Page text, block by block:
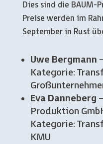
Dies sind die BAUM-
Preise werden im
September in Rust
Uwe Bergmann
Kategorie:
Eva Danneberg
Produktion
Kategorie:
KMU